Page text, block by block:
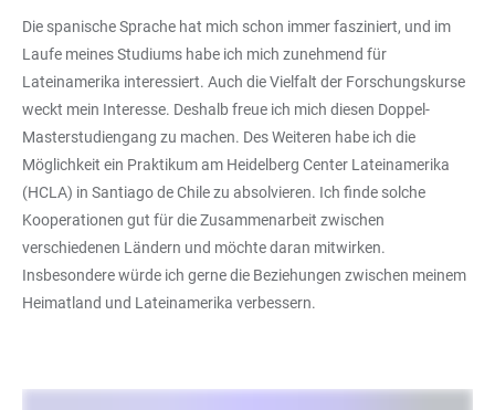
Die spanische Sprache hat mich schon immer fasziniert, und im
Laufe meines Studiums habe ich mich zunehmend für
Lateinamerika interessiert. Auch die Vielfalt der Forschungskurse
weckt mein Interesse. Deshalb freue ich mich diesen Doppel-
Masterstudiengang zu machen. Des Weiteren habe ich die
Möglichkeit ein Praktikum am Heidelberg Center Lateinamerika
(HCLA) in Santiago de Chile zu absolvieren. Ich finde solche
Kooperationen gut für die Zusammenarbeit zwischen
verschiedenen Ländern und möchte daran mitwirken.
Insbesondere würde ich gerne die Beziehungen zwischen meinem
Heimatland und Lateinamerika verbessern.